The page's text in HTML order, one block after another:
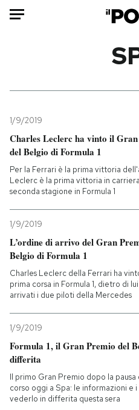
Mondo
Politica
Tecnologia
Internet
Scienza
Economia
Sport
PODCAST
I MIEI PREFERITI
1/9/2019
Charles Leclerc ha vinto il
del Belgio di Formula 1
Per la Ferrari è la prima vittoria
Leclerc è la prima vittoria in
seconda stagione in Formula 1
1/9/2019
L’ordine di arrivo del Gran
Belgio di Formula 1
Charles Leclerc della Ferrari ha
prima corsa in Formula 1, dietro di
arrivati i due piloti della Mercedes
1/9/2019
Formula 1, il Gran Premio del
differita
Il primo Gran Premio dopo la pausa
corso oggi a Spa: le informazioni e
vederlo in differita questa sera